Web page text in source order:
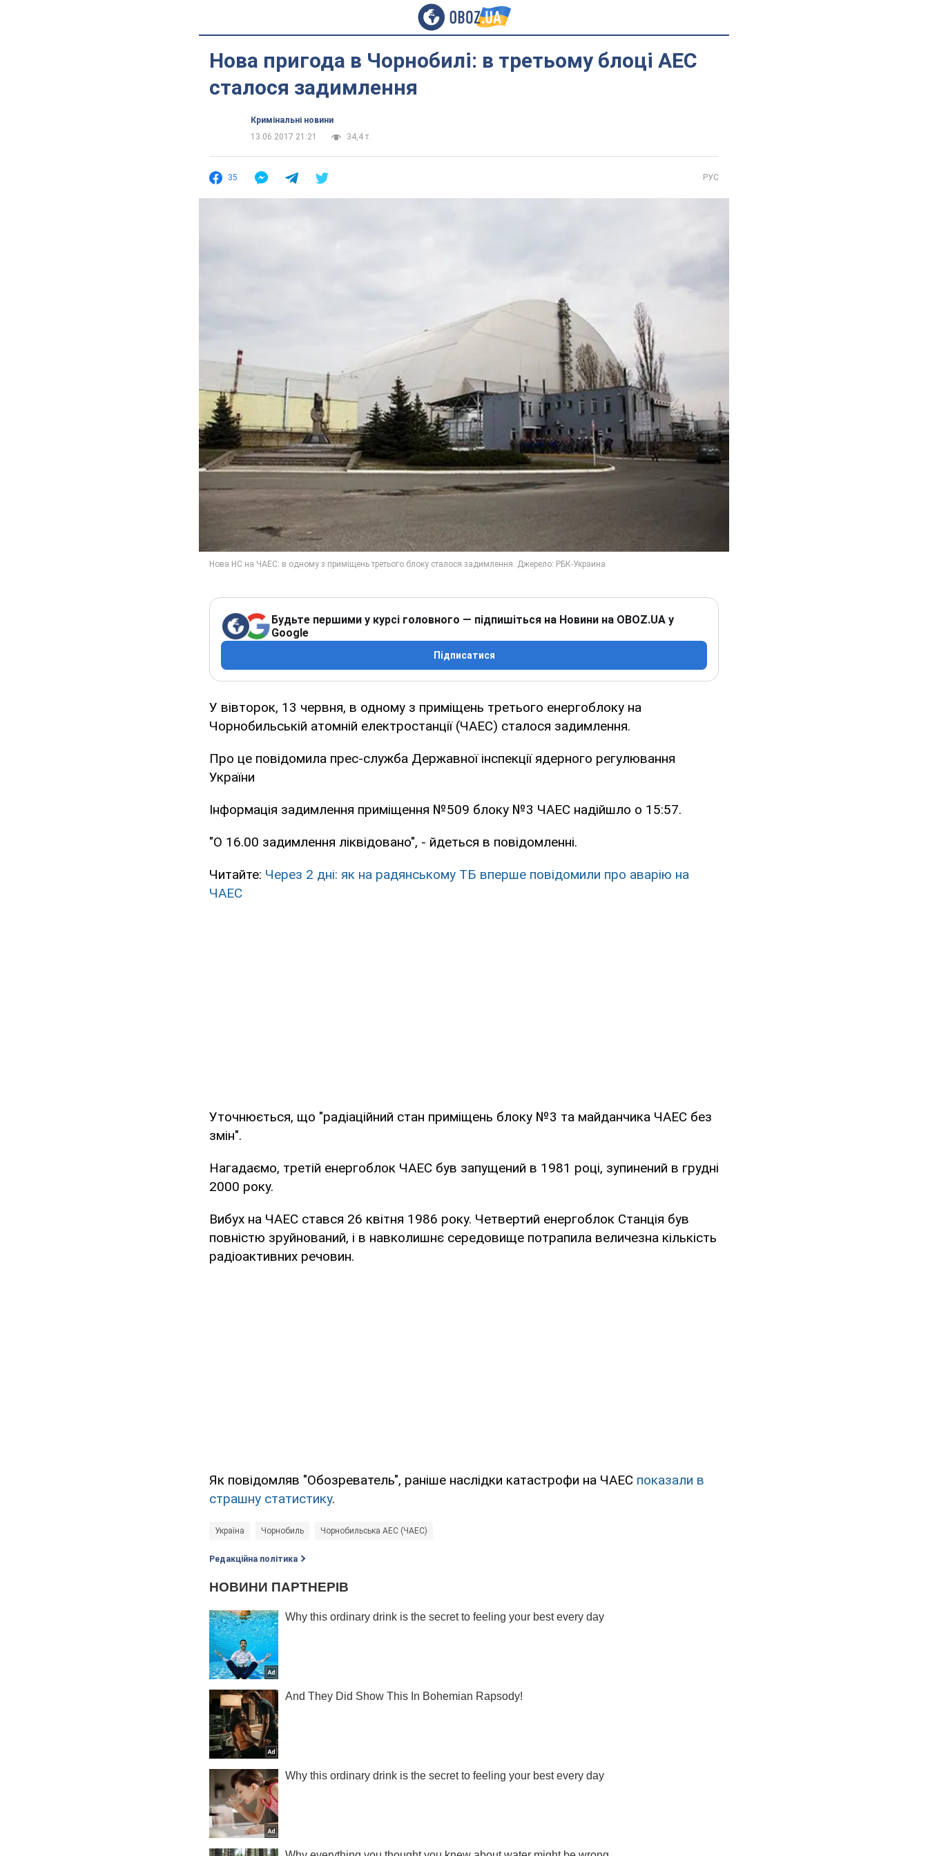
Нова пригода в Чорнобилі: в третьому блоці АЕС
сталося задимлення
Кримінальні новини
13.06.2017 21:21
34,4 т.
35 РУС
Будьте першими у курсі головного — підпишіться на Новини на OBOZ.UA у
Google
Підписатися
У вівторок, 13 червня, в одному з приміщень третього енергоблоку на
Чорнобильській атомній електростанції (ЧАЕС) сталося задимлення.
Про це повідомила прес-служба Державної інспекції ядерного регулювання
України
Інформація задимлення приміщення №509 блоку №3 ЧАЕС надійшло о 15:57.
"О 16.00 задимлення ліквідовано", - йдеться в повідомленні.
Читайте: Через 2 дні: як на радянському ТБ вперше повідомили про аварію на
ЧАЕС
Уточнюється, що "радіаційний стан приміщень блоку №3 та майданчика ЧАЕС без
змін".
Нагадаємо, третій енергоблок ЧАЕС був запущений в 1981 році, зупинений в грудні
2000 року.
Вибух на ЧАЕС стався 26 квітня 1986 року. Четвертий енергоблок Станція був
повністю зруйнований, і в навколишнє середовище потрапила величезна кількість
радіоактивних речовин.
Як повідомляв "Обозреватель", раніше наслідки катастрофи на ЧАЕС показали в
страшну статистику.
Україна Чорнобиль Чорнобильська АЕС (ЧАЕС)
Редакційна політика